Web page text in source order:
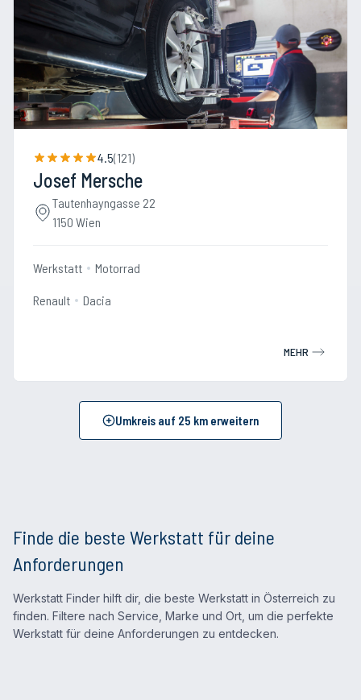
4.5(121)
Josef Mersche
Tautenhayngasse 22
1150 Wien
Werkstatt Motorrad
Renault Dacia
MEHR
Umkreis auf 25 km erweitern
Finde die beste Werkstatt für deine
Anforderungen
Werkstatt Finder hilft dir, die beste Werkstatt in Österreich zu
finden. Filtere nach Service, Marke und Ort, um die perfekte
Werkstatt für deine Anforderungen zu entdecken.